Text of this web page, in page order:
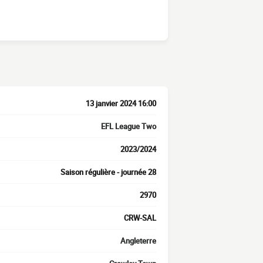
13 janvier 2024 16:00
EFL League Two
2023/2024
Saison régulière - journée 28
2970
CRW-SAL
Angleterre